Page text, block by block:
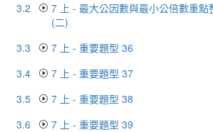
3.2
7 上 - 最大公因數與最小公倍數重點
(二)
3.3
7 上 - 重要題型 36
3.4
7 上 - 重要題型 37
3.5
7 上 - 重要題型 38
3.6
7 上 - 重要題型 39